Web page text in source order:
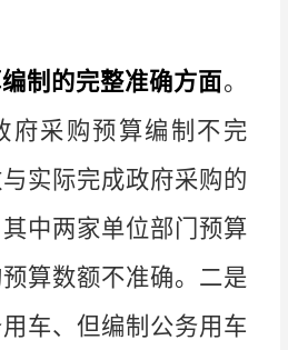
编制的完整准确方面。
府采购预算编制不完
实际完成政府采购的
中两家单位部门预算
算数额不准确。二是
车、但编制公务用车